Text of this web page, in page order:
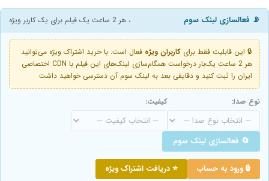
📡 فعالسازی لینک سوم ، هر 2 ساعت یک فیلم برای یک کاربر ویژه
🔒 این قابلیت فقط برای کاربران ویژه فعال است. با خرید اشتراک ویژه می‌توانید
هر 2 ساعت یک‌بار درخواست همگام‌سازی لینک‌های این فیلم با CDN اختصاصی
ایران را ثبت کنید و دقایقی بعد به لینک سوم آن دسترسی خواهید داشت
نوع صدا: کیفیت:
🔄 فعالسازی لینک سوم
🔒 ورود به حساب ⭐ دریافت اشتراک ویژه